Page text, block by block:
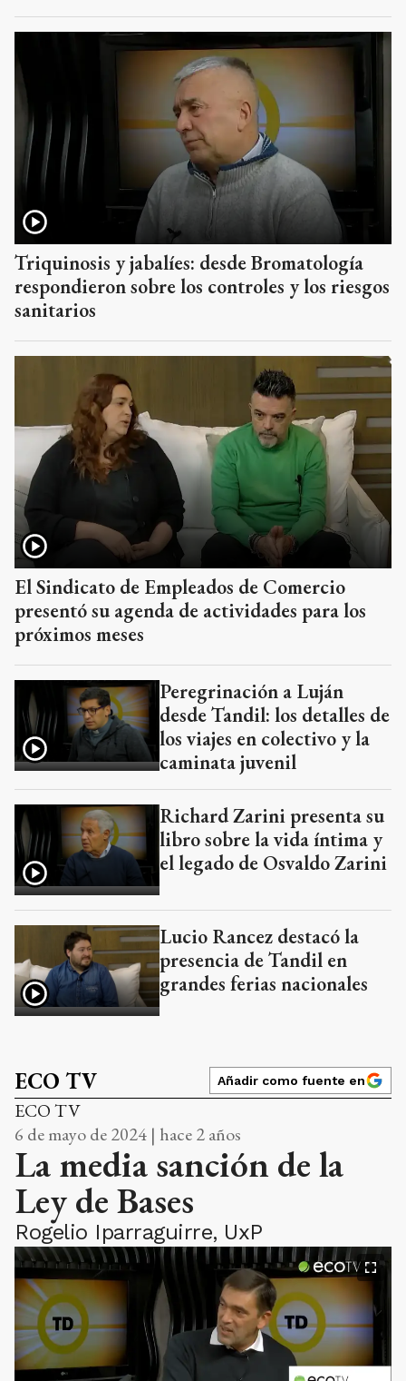
Triquinosis y jabalíes: desde Bromatología
respondieron sobre los controles y los riesgos
sanitarios
El Sindicato de Empleados de Comercio
presentó su agenda de actividades para los
próximos meses
Peregrinación a Luján
desde Tandil: los detalles de
los viajes en colectivo y la
caminata juvenil
Richard Zarini presenta su
libro sobre la vida íntima y
el legado de Osvaldo Zarini
Lucio Rancez destacó la
presencia de Tandil en
grandes ferias nacionales
ECO TV Añadir como fuente en
ECO TV
6 de mayo de 2024 | hace 2 años
La media sanción de la
Ley de Bases
Rogelio Iparraguirre, UxP